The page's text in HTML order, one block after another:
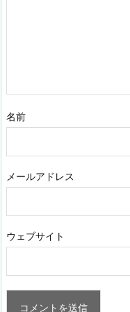
名前
メールアドレス
ウェブサイト